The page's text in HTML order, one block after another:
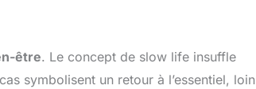
être. Le concept de slow life insuffle
symbolisent un retour à l’essentiel, loin